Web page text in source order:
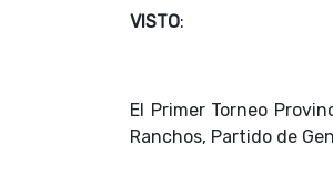
VISTO:
El Primer Torneo
Ranchos, Partido de